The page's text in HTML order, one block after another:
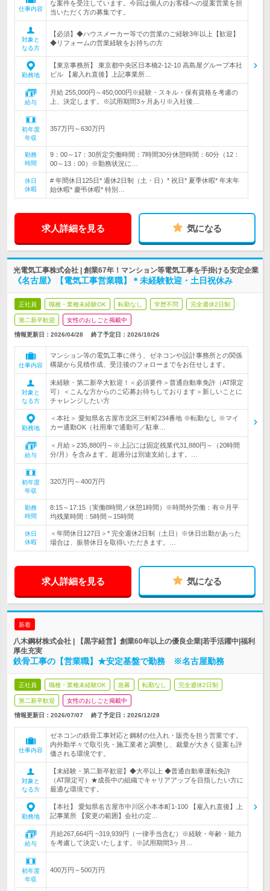
仕事内容
な案件を受注しています。今回は個人のお客様への提案営業を担
当いただく方の募集です。
対象と
なる方
【必須】◆ハウスメーカー等での営業のご経験3年以上【歓迎】
◆リフォームの営業経験をお持ちの方
勤務地
【東京事務所】 東京都中央区日本橋2-12-10 高島屋グループ本社
ビル 【雇入れ直後】上記事業所…
給与
月給 255,000円～450,000円※経験・スキル・保有資格を考慮の
上、決定します。※試用期間3ヶ月あり※入社後…
初年度
年収
357万円～630万円
勤務
時間
9：00～17：30所定労働時間：7時間30分休憩時間：60分（12：
00～13：00）※勤務状況に…
休日
休暇
# 年間休日125日* 週休2日制（土・日）* 祝日* 夏季休暇* 年末年
始休暇* 慶弔休暇* 特別…
求人詳細を見る 気になる
光電気工事株式会社 | 創業67年！マンション等電気工事を手掛ける安定企業
《名古屋》【電気工事営業職】＊未経験歓迎・土日祝休み
正社員 職種・業種未経験OK 転勤なし 学歴不問 完全週休2日制
第二新卒歓迎 女性のおしごと掲載中
情報更新日：2026/04/28 終了予定日： 2026/10/26
仕事内容
マンション等の電気工事に伴う、ゼネコンや設計事務所との関係
構築から見積作成、受注後のフォローまでをお任せします。
対象と
なる方
未経験・第二新卒大歓迎！＜必須要件＞普通自動車免許（AT限定
可）＜こんな方からのご応募お待ちしております＞新しいことに
チャレンジしたい方
勤務地
＜本社＞ 愛知県名古屋市北区三軒町234番地 ※転勤なし ※マイ
カー通勤OK（社用車で通勤可／駐車…
給与
＜月給＞235,880円～※上記には固定残業代31,880円～（20時間
分/月）を含みます。超過分は別途支給します。…
初年度
年収
320万円～400万円
勤務
時間
8:15～17:15（実働8時間／休憩1時間）※時間外労働：有※月平
均残業時間：5時間～15時間
休日
休暇
＜年間休日127日＞* 完全週休2日制（土日）※休日出勤があった
場合は、振替休日を取得いただきます。…
求人詳細を見る 気になる
新着
八木鋼材株式会社 | 【黒字経営】創業60年以上の優良企業|若手活躍中|福利
厚生充実
鉄骨工事の【営業職】★安定基盤で勤務 ※名古屋勤務
正社員 職種・業種未経験OK 急募 転勤なし 完全週休2日制
第二新卒歓迎 女性のおしごと掲載中
情報更新日：2026/07/07 終了予定日： 2026/12/28
仕事内容
ゼネコンの鉄骨工事対応と鋼材の仕入れ・販売を担う営業です。
内外勤半々で取引先・施工業者と調整し、裁量が大きく提案も評
価される環境です。
対象と
なる方
【未経験・第二新卒歓迎】◆大卒以上 ◆普通自動車運転免許
（AT限定可）★成長中の組織でキャリアアップを目指したい方に
最適な環境です。
勤務地
【本社】 愛知県名古屋市中川区小本本町1-100 【雇入れ直後】上
記事業所 【変更の範囲】会社の定…
給与
月給267,664円 ~319,939円（一律手当含む）※経験・年齢・能力
を考慮して決定いたします。※試用期間3ヶ月…
初年度
年収
400万円～500万円